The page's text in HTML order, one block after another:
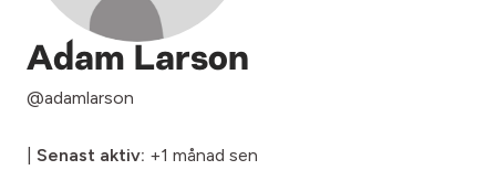
Adam Larson
@adamlarson
Senast aktiv: +1 månad sen